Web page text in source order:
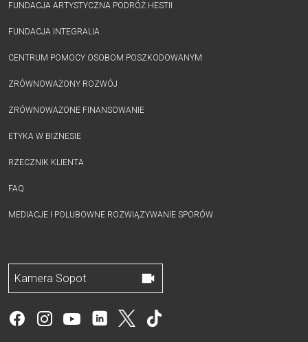
FUNDACJA ARTYSTYCZNA PODRÓŻ HESTII
FUNDACJA INTEGRALIA
CENTRUM POMOCY OSOBOM POSZKODOWANYM
ZRÓWNOWAŻONY ROZWÓJ
ZRÓWNOWAŻONE FINANSOWANIE
ETYKA W BIZNESIE
RZECZNIK KLIENTA
FAQ
MEDIACJE I POLUBOWNE ROZWIĄZYWANIE SPORÓW
Kamera Sopot